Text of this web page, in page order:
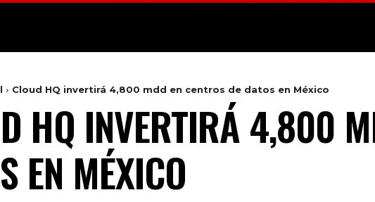
Cloud HQ invertirá 4,800 mdd en centros de datos en México
HQ INVERTIRÁ 4,800
EN MÉXICO